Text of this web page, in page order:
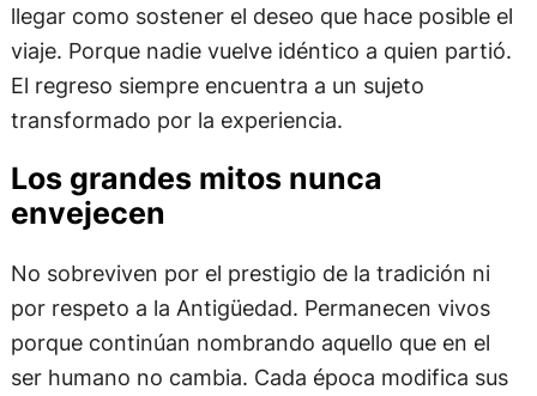
llegar como sostener el deseo que hace posible el
viaje. Porque nadie vuelve idéntico a quien partió.
El regreso siempre encuentra a un sujeto
transformado por la experiencia.
Los grandes mitos nunca
envejecen
No sobreviven por el prestigio de la tradición ni
por respeto a la Antigüedad. Permanecen vivos
porque continúan nombrando aquello que en el
ser humano no cambia. Cada época modifica sus